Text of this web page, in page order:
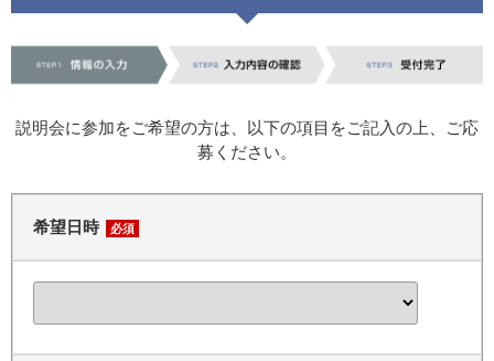
説明会に参加をご希望の方は、以下の項目をご記入の上、ご応
募ください。
希望日時 必須